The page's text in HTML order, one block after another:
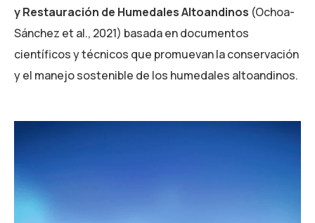
y Restauración de Humedales Altoandinos (Ochoa-
Sánchez et al., 2021) basada en documentos
científicos y técnicos que promuevan la conservación
y el manejo sostenible de los humedales altoandinos.